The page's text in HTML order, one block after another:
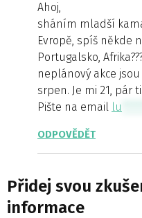
Ahoj,
sháním mladší
Evropě, spíš někde
Portugalsko,
neplánový akce
srpen. Je mi 21, pár
Pište na email lu
ODPOVĚDĚT
Přidej svou
informace